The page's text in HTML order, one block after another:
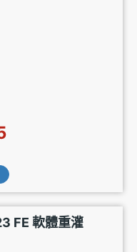
FE 軟體重灌